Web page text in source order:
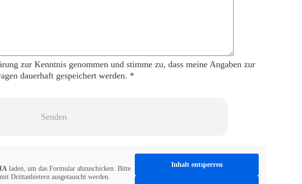
zur Kenntnis genommen und stimme zu, dass meine Angaben zur
dauerhaft gespeichert werden. *
laden, um das Formular abzuschicken. Bitte
Drittanbietern ausgetauscht werden.
Inhalt entsperren